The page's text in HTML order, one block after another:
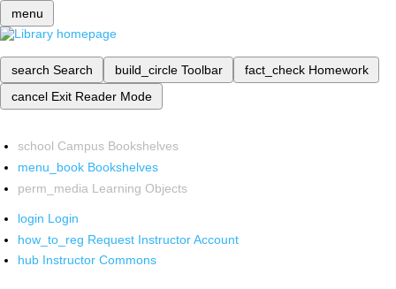
menu
search Search build_circle Toolbar fact_check Homework
cancel Exit Reader Mode
school Campus Bookshelves
menu_book Bookshelves
perm_media Learning Objects
login Login
how_to_reg Request Instructor Account
hub Instructor Commons